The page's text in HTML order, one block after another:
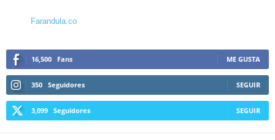
Farandula.co
16,500 Fans ME GUSTA
350 Seguidores SEGUIR
3,099 Seguidores SEGUIR